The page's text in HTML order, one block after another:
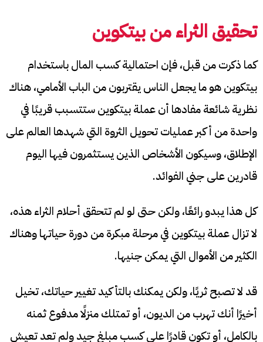
تحقيق الثراء من بيتكوين
كما ذكرت من قبل، فإن احتمالية كسب المال باستخدام
بيتكوين هو ما يجعل الناس يقتربون من الباب الأمامي، هناك
نظرية شائعة مفادها أن عملة بيتكوين ستتسبب قريبًا في
واحدة من أكبر عمليات تحويل الثروة التي شهدها العالم على
الإطلاق، وسيكون الأشخاص الذين يستثمرون فيها اليوم
قادرين على جني الفوائد.
كل هذا يبدو رائعًا، ولكن حتى لو لم تتحقق أحلام الثراء هذه،
لا تزال عملة بيتكوين في مرحلة مبكرة من دورة حياتها وهناك
الكثير من الأموال التي يمكن جنيها.
قد لا تصبح ثريًا، ولكن يمكنك بالتأكيد تغيير حياتك، تخيل
أخيرًا أنك تهرب من الديون، أو تمتلك منزلًا مدفوع ثمنه
بالكامل، أو تكون قادرًا على كسب مبلغ جيد ولم تعد تعيش